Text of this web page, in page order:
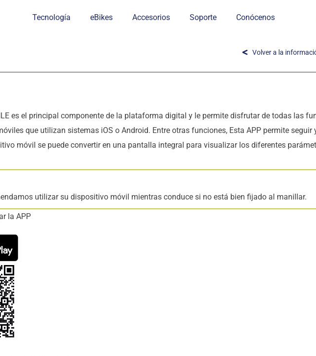
Tecnología eBikes Accesorios Soporte Conócenos
Volver a la
es el principal componente de la plataforma digital y le permite disfrutar de todas las
que utilizan sistemas iOS o Android. Entre otras funciones, Esta APP permite seguir
móvil se puede convertir en una pantalla integral para visualizar los diferentes
utilizar su dispositivo móvil mientras conduce si no está bien fijado al manillar.
la APP